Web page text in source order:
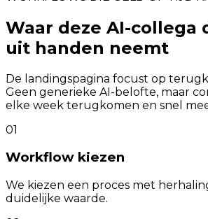
Waar deze AI-collega
uit handen neemt
De landingspagina focust op
Geen generieke AI-belofte, maar
elke week terugkomen en snel
01
Workflow kiezen
We kiezen een proces met
duidelijke waarde.